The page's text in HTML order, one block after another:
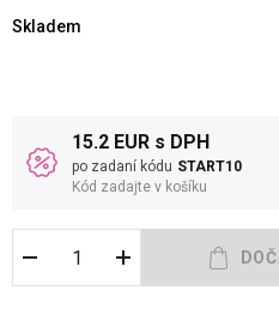
Skladem
15.2 EUR s DPH
po zadaní kódu START10
Kód zadajte v košíku